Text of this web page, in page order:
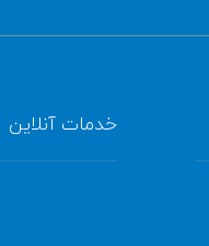
خدمات آنلاین